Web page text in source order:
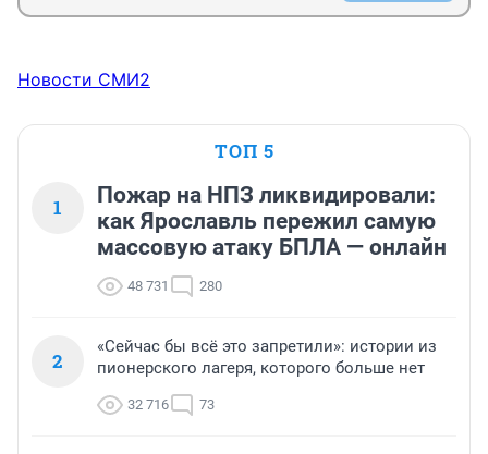
Новости СМИ2
ТОП 5
1
Пожар на НПЗ ликвидировали:
как Ярославль пережил самую
массовую атаку БПЛА — онлайн
48 731 280
2
«Сейчас бы всё это запретили»: истории из
пионерского лагеря, которого больше нет
32 716 73